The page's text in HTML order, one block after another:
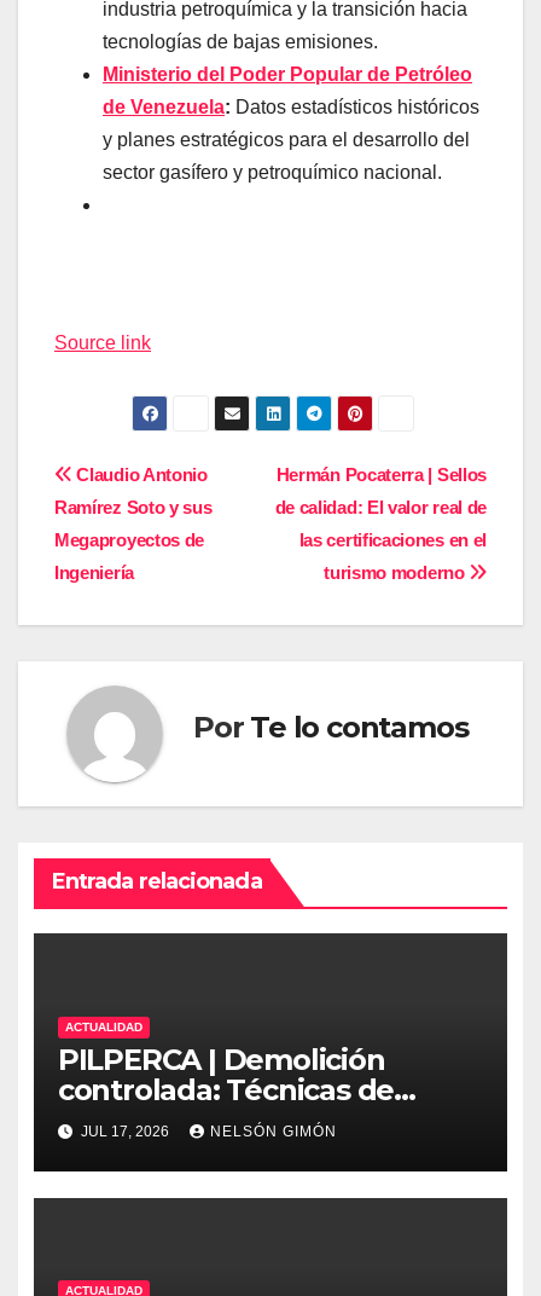
industria petroquímica y la transición hacia
tecnologías de bajas emisiones.
Ministerio del Poder Popular de Petróleo
de Venezuela: Datos estadísticos históricos
y planes estratégicos para el desarrollo del
sector gasífero y petroquímico nacional.
Source link
Navegación
de
entradas
Hermán Pocaterra | Sellos
de calidad: El valor real de
las certificaciones en el
turismo moderno
Claudio Antonio
Ramírez Soto y sus
Megaproyectos de
Ingeniería
Por Te lo contamos
Entrada relacionada
ACTUALIDAD
PILPERCA | Demolición
controlada: Técnicas de
precisión y protocolos de
seguridad en la ingeniería
moderna
JUL 17, 2026 NELSÓN GIMÓN
ACTUALIDAD